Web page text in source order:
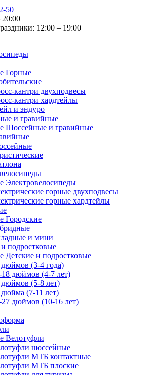
50
20:00
12:00 – 19:00
Горные
кантри двухподвесы
кантри хардтейлы
и эндуро
и гравийные
Шоссейные и гравийные
Электровелосипеды
горные двухподвесы
горные хардтейлы
Городские
и мини
подростковые
Детские и подростковые
дюймов (3-4 года)
18 дюймов (4-7 лет)
дюймов (5-8 лет)
дюйма (7-11 лет)
27 дюймов (10-16 лет)
Велотуфли
шоссейные
МТБ контактные
МТБ плоские